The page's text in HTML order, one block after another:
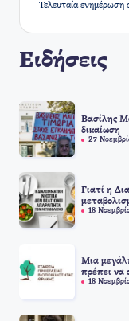
Τελευταία ενημέρωση
Ειδήσεις
Βασίλης
δικαίωση
27
Γιατί η
18
Μια
πρέπει να
18